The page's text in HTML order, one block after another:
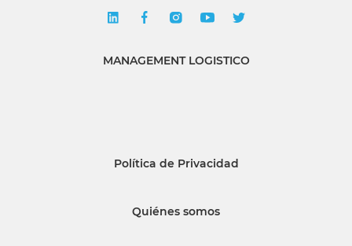
MANAGEMENT LOGISTICO
Política de Privacidad
Quiénes somos